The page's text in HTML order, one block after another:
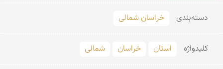
دسته‌بندی خراسان شمالی
کلید‌واژه استان خراسان شمالی